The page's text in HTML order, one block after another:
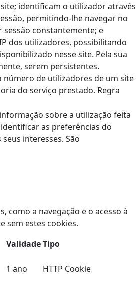
identificam o utilizador através
permitindo-lhe navegar no
constantemente; e
dos utilizadores, possibilitando
nesse site. Pela sua
serem persistentes.
número de utilizadores de um site
do serviço prestado. Regra
sobre a utilização feita
as preferências do
interesses. São
como a navegação e o acesso à
sem estes cookies.
ValidadeTipo
1 ano HTTP Cookie